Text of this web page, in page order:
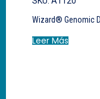
Wizard® Genomic
Leer Más